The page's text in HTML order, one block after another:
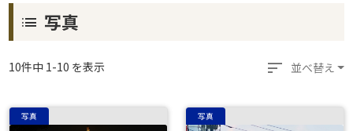
list 写真
10件中 1-10 を表示 sort 並べ替え
写真 写真